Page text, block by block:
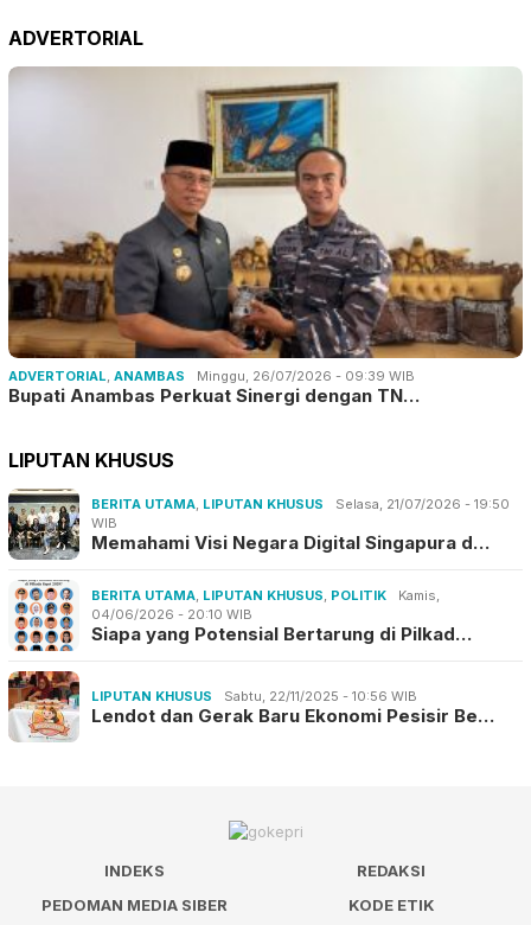
ADVERTORIAL
ADVERTORIAL, ANAMBAS Minggu, 26/07/2026 - 09:39 WIB
Bupati Anambas Perkuat Sinergi dengan TN…
LIPUTAN KHUSUS
BERITA UTAMA, LIPUTAN KHUSUS
Selasa, 21/07/2026 - 19:50
WIB
Memahami Visi Negara Digital Singapura d…
BERITA UTAMA, LIPUTAN KHUSUS, POLITIK
Kamis,
04/06/2026 - 20:10 WIB
Siapa yang Potensial Bertarung di Pilkad…
LIPUTAN KHUSUS Sabtu, 22/11/2025 - 10:56 WIB
Lendot dan Gerak Baru Ekonomi Pesisir Be…
INDEKS
REDAKSI
PEDOMAN MEDIA SIBER
KODE ETIK